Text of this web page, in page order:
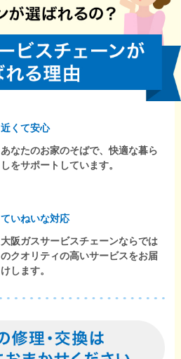
近くて安心
あなたのお家のそばで、快適な暮ら
しをサポートしています。
ていねいな対応
大阪ガスサービスチェーンならでは
のクオリティの高いサービスをお届
けします。